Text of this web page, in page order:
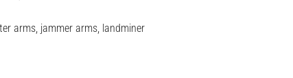
arms, jammer arms, landminer